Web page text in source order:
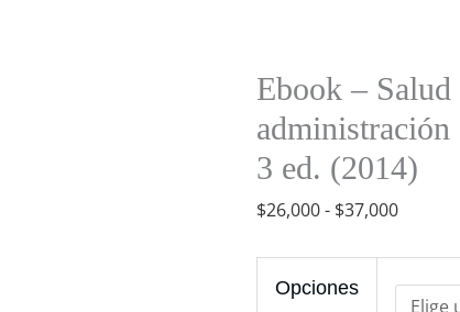
Ebook –
administración
3 ed. (2014)
$26,000 - $37,000
desde
Opciones
pública
tomo
II
administración
servicios